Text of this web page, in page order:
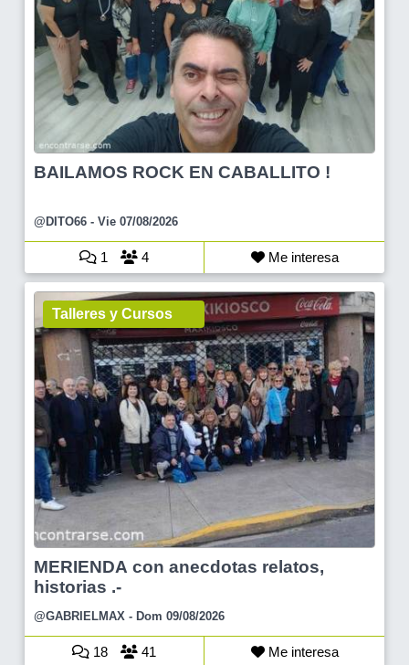
BAILAMOS ROCK EN CABALLITO !
@DITO66 - Vie 07/08/2026
1 4 Me interesa
Talleres y Cursos
MERIENDA con anecdotas relatos,
historias .-
@GABRIELMAX - Dom 09/08/2026
18 41 Me interesa